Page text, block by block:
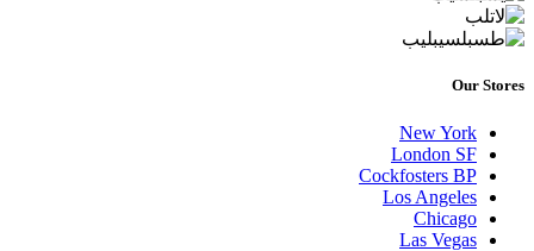
Our Stores
New York
London SF
Cockfosters BP
Los Angeles
Chicago
Las Vegas